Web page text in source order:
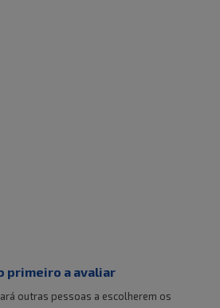
primeiro a avaliar
outras pessoas a escolherem os